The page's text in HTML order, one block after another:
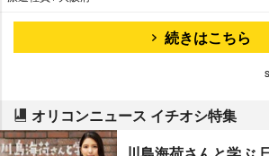
続きはこちら
オリコンニュース イチオシ特集